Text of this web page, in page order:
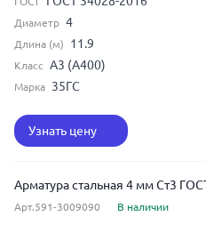
Диаметр 4
Длина (м) 11.9
Класс А3 (А400)
Марка 35ГС
Узнать цену
Арматура стальная 4 мм Ст3
Арт.591-3009090 В наличии